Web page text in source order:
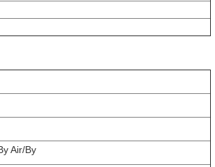
Air/By